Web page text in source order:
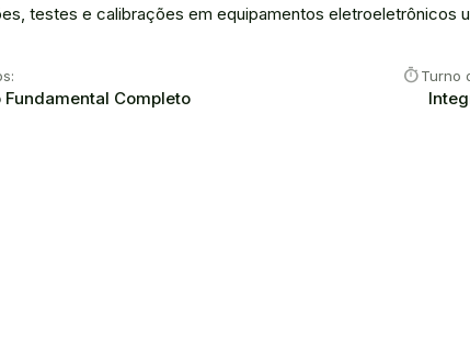
testes e calibrações em equipamentos eletroeletrônicos
Fundamental Completo
timerTurno